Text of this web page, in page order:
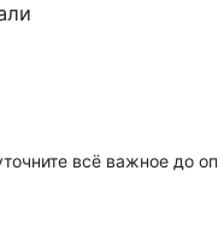
всё важное до